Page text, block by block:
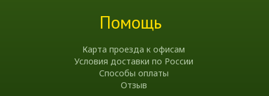
Помощь
Карта проезда к офисам
Условия доставки по России
Способы оплаты
Отзыв